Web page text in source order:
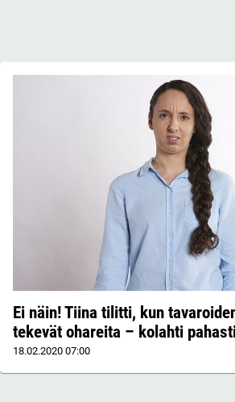
Ei näin! Tiina tilitti, kun
tekevät ohareita – kolahti
18.02.2020 07:00